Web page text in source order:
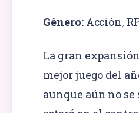
Género: Acción,
La gran
mejor juego del
aunque aún no